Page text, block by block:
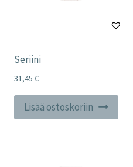
Seriini
31,45 €
Lisää ostoskoriin